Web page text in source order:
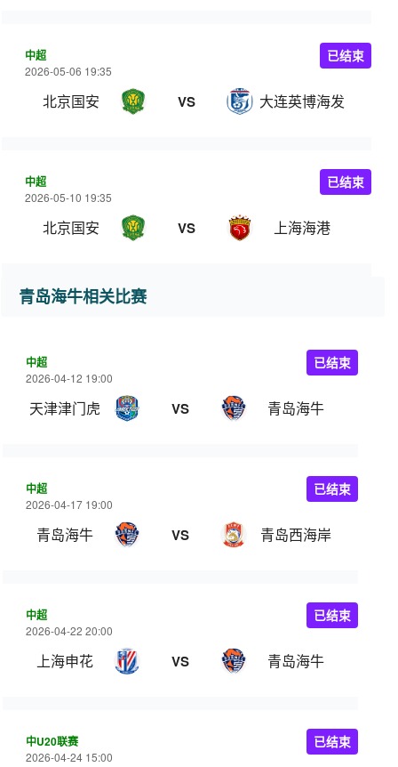
中超
2026-05-06 19:35
北京国安 VS 大连英博海发
已结束
中超
2026-05-10 19:35
北京国安 VS 上海海港
已结束
青岛海牛相关比赛
中超
2026-04-12 19:00
天津津门虎 VS 青岛海牛
已结束
中超
2026-04-17 19:00
青岛海牛 VS 青岛西海岸
已结束
中超
2026-04-22 20:00
上海申花 VS 青岛海牛
已结束
中U20联赛
2026-04-24 15:00
已结束